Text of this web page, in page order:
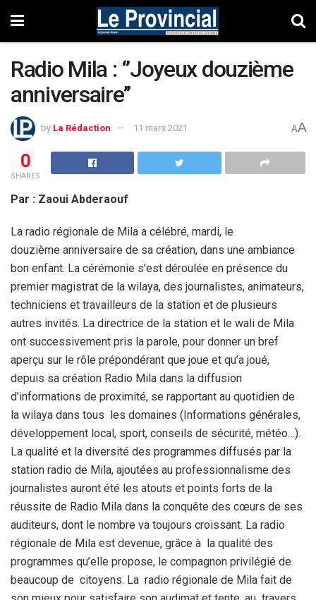
Radio Mila : ‘’Joyeux douzième
anniversaire’’
by La Rédaction 11 mars 2021 AA
0
SHARES
Par : Zaoui Abderaouf
La radio régionale de Mila a célébré, mardi, le
douzième anniversaire de sa création, dans une ambiance
bon enfant. La cérémonie s’est déroulée en présence du
premier magistrat de la wilaya, des journalistes, animateurs,
techniciens et travailleurs de la station et de plusieurs
autres invités. La directrice de la station et le wali de Mila
ont successivement pris la parole, pour donner un bref
aperçu sur le rôle prépondérant que joue et qu’a joué,
depuis sa création Radio Mila dans la diffusion
d’informations de proximité, se rapportant au quotidien de
la wilaya dans tous les domaines (Informations générales,
développement local, sport, conseils de sécurité, météo…).
La qualité et la diversité des programmes diffusés par la
station radio de Mila, ajoutées au professionnalisme des
journalistes auront été les atouts et points forts de la
réussite de Radio Mila dans la conquête des cœurs de ses
auditeurs, dont le nombre va toujours croissant. La radio
régionale de Mila est devenue, grâce à la qualité des
programmes qu’elle propose, le compagnon privilégié de
beaucoup de citoyens. La radio régionale de Mila fait de